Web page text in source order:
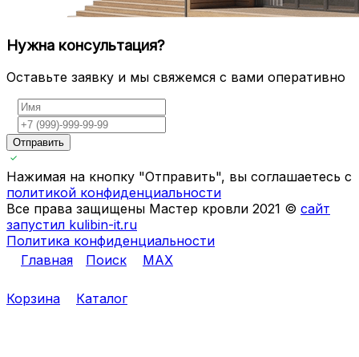
Нужна консультация?
Оставьте заявку и мы свяжемся с вами оперативно
Отправить
Нажимая на кнопку "Отправить", вы соглашаетесь с
политикой конфиденциальности
Все права защищены Мастер кровли 2021 © сайт
запустил kulibin-it.ru
Политика конфиденциальности
Главная
Поиск MAX
Корзина Каталог